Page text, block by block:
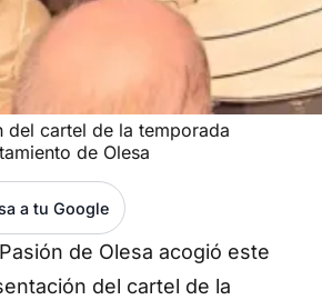
del cartel de la temporada
de Olesa
a tu Google
de Olesa acogió este
del cartel de la